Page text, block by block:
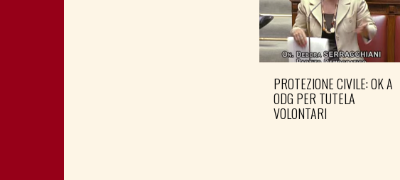
PROTEZIONE CIVILE: OK A
ODG PER TUTELA
VOLONTARI